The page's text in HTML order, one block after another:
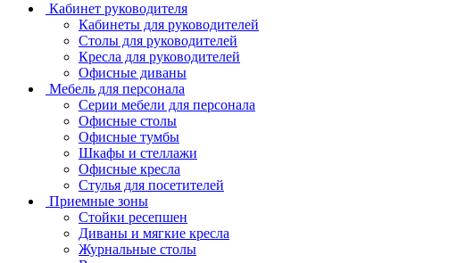
Кабинет руководителя
Кабинеты для руководителей
Столы для руководителей
Кресла для руководителей
Офисные диваны
Мебель для персонала
Серии мебели для персонала
Офисные столы
Офисные тумбы
Шкафы и стеллажи
Офисные кресла
Стулья для посетителей
Приемные зоны
Стойки ресепшен
Диваны и мягкие кресла
Журнальные столы